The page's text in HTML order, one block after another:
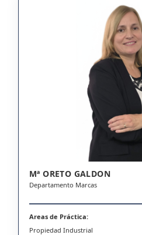
Mª ORETO GALDON
Departamento Marcas
Areas de Práctica:
Propiedad Industrial